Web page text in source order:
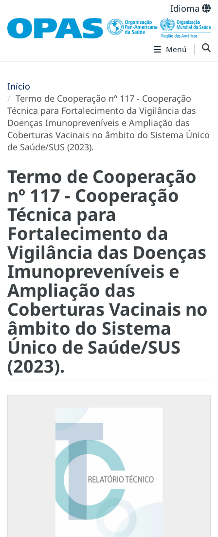
Idioma
Menú
Início
Termo de Cooperação nº 117 - Cooperação
Técnica para Fortalecimento da Vigilância das
Doenças Imunopreveníveis e Ampliação das
Coberturas Vacinais no âmbito do Sistema Único
de Saúde/SUS (2023).
Termo de Cooperação
nº 117 - Cooperação
Técnica para
Fortalecimento da
Vigilância das Doenças
Imunopreveníveis e
Ampliação das
Coberturas Vacinais no
âmbito do Sistema
Único de Saúde/SUS
(2023).